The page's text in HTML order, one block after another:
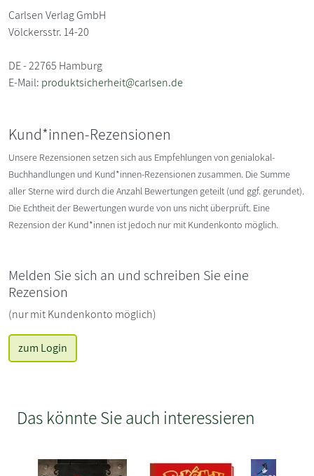
Carlsen Verlag GmbH
Völckersstr. 14-20
DE - 22765 Hamburg
E-Mail: produktsicherheit@carlsen.de
Kund*innen-Rezensionen
Unsere Rezensionen setzen sich aus Empfehlungen von genialokal-
Buchhandlungen und Kund*innen-Rezensionen zusammen. Die Summe
aller Sterne wird durch die Anzahl Bewertungen geteilt (und ggf. gerundet).
Die Echtheit der Bewertungen wurde von uns nicht überprüft. Eine
Rezension der Kund*innen ist jedoch nur mit Kundenkonto möglich.
Melden Sie sich an und schreiben Sie eine
Rezension
(nur mit Kundenkonto möglich)
zum Login
Das könnte Sie auch interessieren